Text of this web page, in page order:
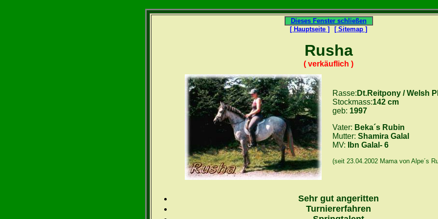
Dieses Fenster schließen
[ Hauptseite ]
[ Sitemap ]
Rusha
( verkäuflich )
Rasse: Dt.Reitpony / Welsh
Stockmass:142 cm
geb: 1997
Vater: Beka´s Rubin
Mutter: Shamira Galal
MV: Ibn Galal- 6
(seit 23.04.2002 Mama von Alpe´s
Sehr gut angeritten
Turniererfahren